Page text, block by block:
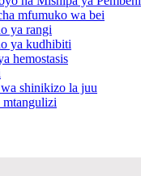
mfumuko wa bei
ya rangi
ya kudhibiti
hemostasis
shinikizo la juu
mtangulizi